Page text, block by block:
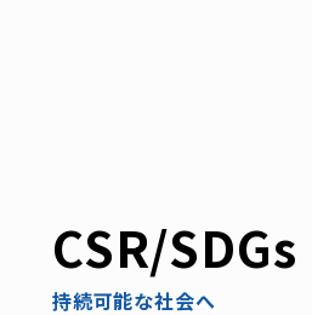
CSR/SDGs
持続可能な社会へ